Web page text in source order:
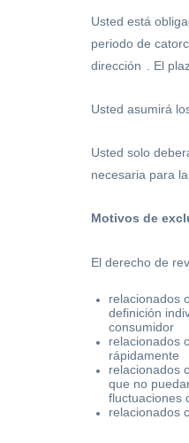
Usted está
periodo de
dirección
. El
Usted asumirá
Usted solo
necesaria para
Motivos de
El derecho de
relacionados
definición
consumidor
relacionados
rápidamente
relacionados
que no
fluctuaciones
relacionados